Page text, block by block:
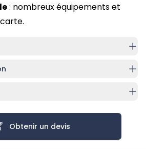
: nombreux équipements et
Obtenir un devis